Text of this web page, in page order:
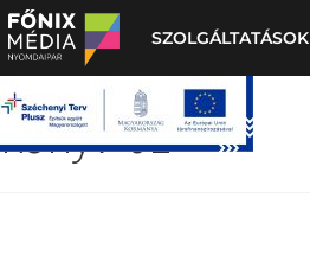
SZOLGÁLTATÁSOK
konyv-01